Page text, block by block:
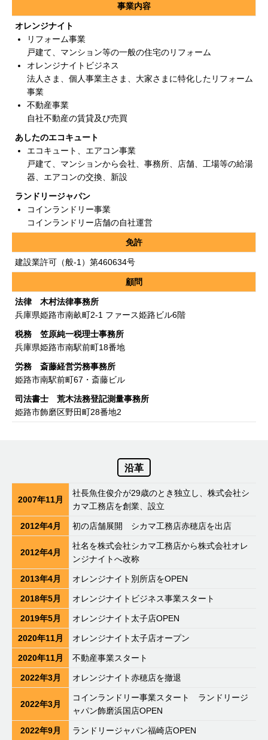
事業内容
オレンジナイト
リフォーム事業
戸建て、マンション等の一般の住宅のリフォーム
オレンジナイトビジネス
法人さま、個人事業主さま、大家さまに特化したリフォーム
事業
不動産事業
自社不動産の賃貸及び売買
あしたのエコキュート
エコキュート、エアコン事業
戸建て、マンションから会社、事務所、店舗、工場等の給湯
器、エアコンの交換、新設
ランドリージャパン
コインランドリー事業
コインランドリー店舗の自社運営
免許
建設業許可（般-1）第460634号
顧問
法律 木村法律事務所
兵庫県姫路市南畝町2-1 ファース姫路ビル6階
税務 笠原純一税理士事務所
兵庫県姫路市南駅前町18番地
労務 斎藤経営労務事務所
姫路市南駅前町67・斎藤ビル
司法書士 荒木法務登記測量事務所
姫路市飾磨区野田町28番地2
沿革
2007年11月
社長魚住俊介が29歳のとき独立し、株式会社シ
カマ工務店を創業、設立
2012年4月 初の店舗展開 シカマ工務店赤穂店を出店
2012年4月
社名を株式会社シカマ工務店から株式会社オレ
ンジナイトへ改称
2013年4月 オレンジナイト別所店をOPEN
2018年5月 オレンジナイトビジネス事業スタート
2019年5月 オレンジナイト太子店OPEN
2020年11月 オレンジナイト太子店オープン
2020年11月 不動産事業スタート
2022年3月 オレンジナイト赤穂店を撤退
2022年3月
コインランドリー事業スタート ランドリージ
ャパン飾磨浜国店OPEN
2022年9月 ランドリージャパン福崎店OPEN